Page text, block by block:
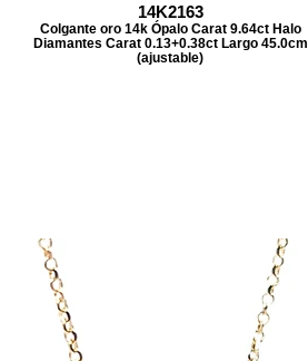
14K2163
Colgante oro 14k Ópalo Carat 9.64ct Halo
Diamantes Carat 0.13+0.38ct Largo 45.0cm
(ajustable)